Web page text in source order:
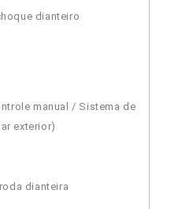
dianteiro
manual / Sistema de
exterior)
dianteira